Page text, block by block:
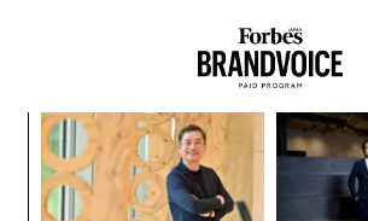
けではなさそうだ。ROBO Globalのパ
リサーチアナリストのリサ・チャイは
いた企業の大半は、単にAI導入の評価
ではなく、ROIや達成しようとしてい
いることが多いのです」と話す。「こ
用と加速の良い指標となります」